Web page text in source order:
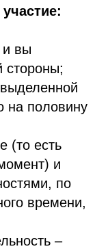
и вы
стороны;
на половину
(то есть
и
по
времени,
–